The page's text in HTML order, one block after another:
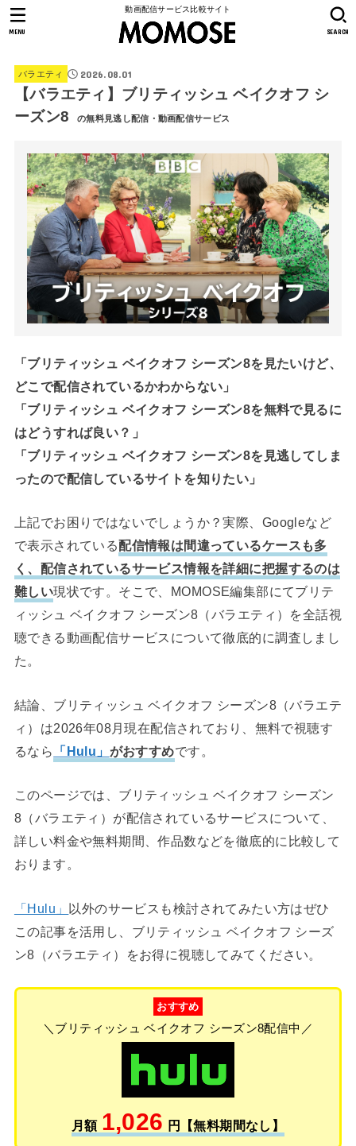
動画配信サービス比較サイト
SEARCH
MENU
バラエティ 2026.08.01
【バラエティ】ブリティッシュ ベイクオフ シ
ーズン8
の無料見逃し配信・動画配信サービス
「ブリティッシュ ベイクオフ シーズン8を見たいけど、
どこで配信されているかわからない」
「ブリティッシュ ベイクオフ シーズン8を無料で見るに
はどうすれば良い？」
「ブリティッシュ ベイクオフ シーズン8を見逃してしま
ったので配信しているサイトを知りたい」
上記でお困りではないでしょうか？実際、Googleなど
で表示されている配信情報は間違っているケースも多
く、配信されているサービス情報を詳細に把握するのは
難しい現状です。そこで、MOMOSE編集部にてブリテ
ィッシュ ベイクオフ シーズン8（バラエティ）を全話視
聴できる動画配信サービスについて徹底的に調査しまし
た。
結論、ブリティッシュ ベイクオフ シーズン8（バラエテ
ィ）は2026年08月現在配信されており、無料で視聴す
るなら
「Hulu」 がおすすめです。
このページでは、ブリティッシュ ベイクオフ シーズン
8（バラエティ）が配信されているサービスについて、
詳しい料金や無料期間、作品数などを徹底的に比較して
おります。
「Hulu」 以外のサービスも検討されてみたい方はぜひ
この記事を活用し、ブリティッシュ ベイクオフ シーズ
ン8（バラエティ）をお得に視聴してみてください。
おすすめ
＼ブリティッシュ ベイクオフ シーズン8配信中／
月額 1,026 円【無料期間なし】